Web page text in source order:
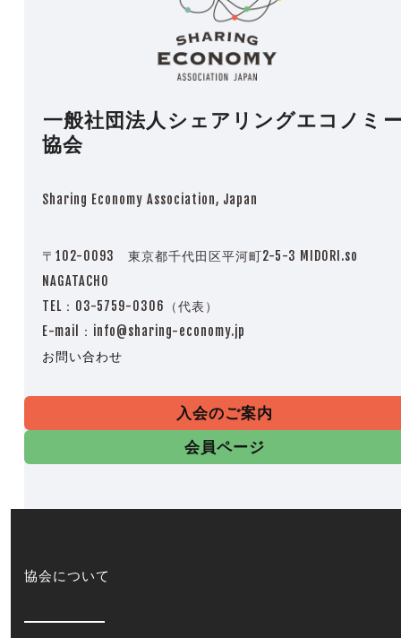
一般社団法人シェアリングエコノミ
協会
Sharing Economy Association, Japan
〒102-0093 東京都千代田区平河町2-5-3 MIDORI.so
NAGATACHO
TEL：03-5759-0306（代表）
E-mail：info@sharing-economy.jp
お問い合わせ
入会のご案内
会員ページ
協会について